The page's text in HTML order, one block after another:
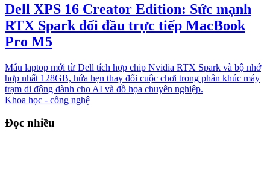
Dell XPS 16 Creator Edition: Sức mạnh
RTX Spark đối đầu trực tiếp MacBook
Pro M5
Mẫu laptop mới từ Dell tích hợp chip Nvidia RTX Spark và bộ nhớ
hợp nhất 128GB, hứa hẹn thay đổi cuộc chơi trong phân khúc máy
trạm di động dành cho AI và đồ họa chuyên nghiệp.
Khoa học - công nghệ
Đọc nhiều